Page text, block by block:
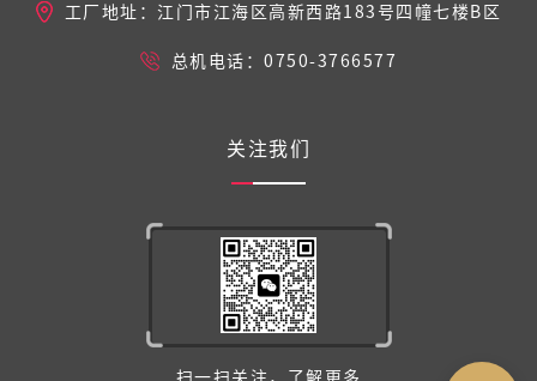
工厂地址：江门市江海区高新西路183号四幢七楼B区
总机电话：0750-3766577
关注我们
扫一扫关注，了解更多